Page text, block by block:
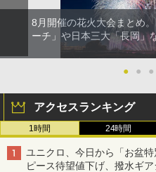
8月開催の花火大会まとめ
ーチ」や日本三大「長岡」
● ● ●
アクセスランキング
1時間 24時間
ユニクロ、今日から「お盆
ピース待望値下げ、撥水ギ